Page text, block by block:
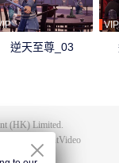
生之人需要受到生死刺
情並被毆打，在將死
著鴻蒙神胎，逆天改
提升修為。譚雲先是
逆天至尊_03
VIP
(HK) Limited.
TencentVideo